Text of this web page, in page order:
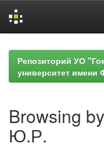
navigationРепозиторий УО
университет имени
Browsing
Ю.Р.